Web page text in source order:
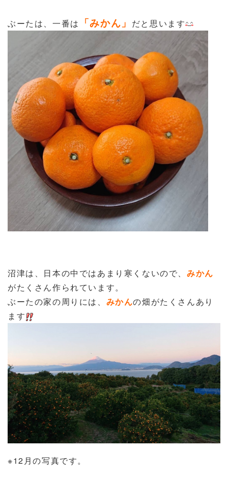
ぶーたは、一番は 「みかん」 だと思います
沼津は、日本の中ではあまり寒くないので、 みかん
がたくさん作られています。
ぶーたの家の周りには、 みかんの畑がたくさんあり
ます
※12月の写真です。